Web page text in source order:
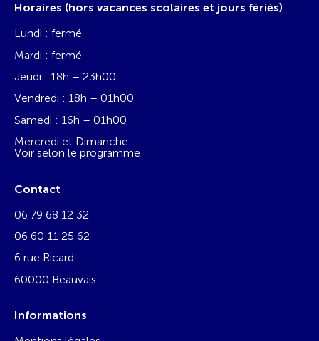
Horaires (hors vacances scolaires et jours fériés)
Lundi : fermé
Mardi : fermé
Jeudi : 18h – 23h00
Vendredi : 18h – 01h00
Samedi : 16h – 01h00
Mercredi et Dimanche :
Voir selon le programme
Contact
06 79 68 12 32
06 60 11 25 62
6 rue Ricard
60000 Beauvais
Informations